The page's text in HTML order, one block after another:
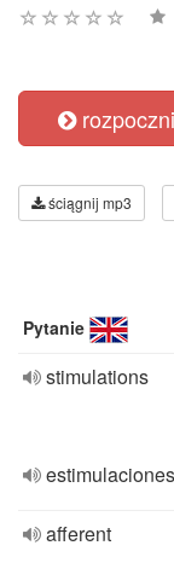
ściągnij mp3
Pytanie
stimulations
estimulaciones
afferent